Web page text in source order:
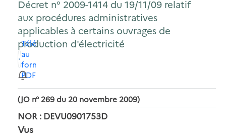
Décret n° 2009-1414 du 19/11/09 relatif
aux procédures administratives
applicables à certains ouvrages de
production d'électricité
Télécharger
au
format
PDF
(JO n° 269 du 20 novembre 2009)
NOR : DEVU0901753D
Vus